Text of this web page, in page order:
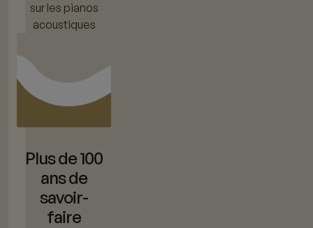
sur les pianos
acoustiques
Plus de 100
ans de
savoir-
faire